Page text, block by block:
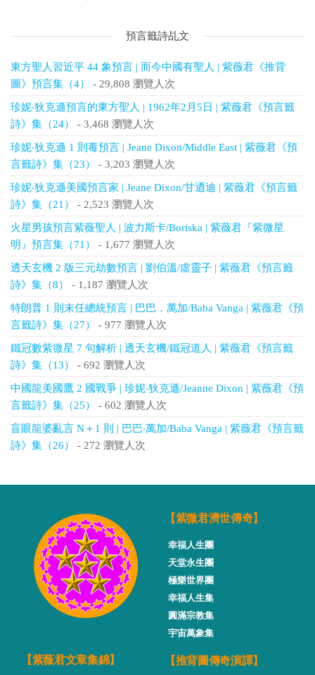
預言籤詩乩文
東方聖人習近平 44 象預言 | 而今中國有聖人 | 紫薇君《推背
圖》預言集（4）
- 29,808 瀏覽人次
珍妮‧狄克遜預言的東方聖人 | 1962年2月5日 | 紫薇君《預言籤
詩》集（24）
- 3,468 瀏覽人次
珍妮‧狄克遜 1 則毒預言 | Jeane Dixon/Middle East | 紫薇君《預
言籤詩》集（23）
- 3,203 瀏覽人次
珍妮‧狄克遜美國預言家 | Jeane Dixon/甘迺迪 | 紫薇君《預言籤
詩》集（21）
- 2,523 瀏覽人次
火星男孩預言紫薇聖人 | 波力斯卡/Boriska | 紫薇君『紫微星
明』預言集（71）
- 1,677 瀏覽人次
透天玄機 2 版三元劫數預言 | 劉伯溫/虛靈子 | 紫薇君《預言籤
詩》集（8）
- 1,187 瀏覽人次
特朗普 1 則末任總統預言 | 巴巴．萬加/Baba Vanga | 紫薇君《預
言籤詩》集（27）
- 977 瀏覽人次
鐵冠數紫微星 7 句解析 | 透天玄機/鐵冠道人 | 紫薇君《預言籤
詩》集（13）
- 692 瀏覽人次
中國龍美國鷹 2 國戰爭 | 珍妮‧狄克遜/Jeanne Dixon | 紫薇君《預
言籤詩》集（25）
- 602 瀏覽人次
盲眼龍婆亂言 N＋1 則 | 巴巴‧萬加/Baba Vanga | 紫薇君《預言籤
詩》集（26）
- 272 瀏覽人次
【紫微君濟世傳奇】
幸福人生團
天堂永生團
極樂世界團
幸福人生集
圓滿宗教集
宇宙萬象集
【紫薇君文章集錦】 【推背圖傳奇演譯】